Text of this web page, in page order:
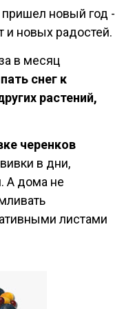
новый год -
и новых радостей.
в месяц
снег к
растений,
черенков
в дни,
А дома не
листами